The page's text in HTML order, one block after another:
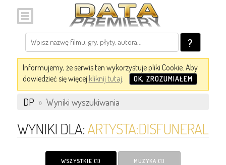
?
Informujemy, że serwis ten wykorzystuje pliki Cookie. Aby
dowiedzieć się więcej kliknij tutaj. OK, ZROZUMIAŁEM
DP » Wyniki wyszukiwania
WYNIKI DLA:ARTYSTA:DISFUNERAL
WSZYSTKIE (1) MUZYKA (1)